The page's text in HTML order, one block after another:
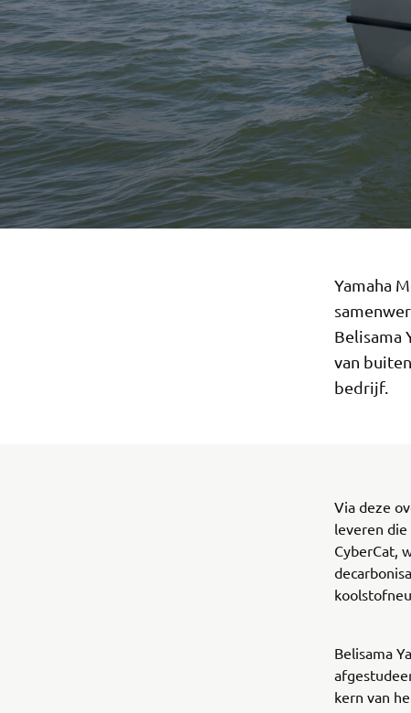
Yamaha
Belisama
van
bedrijf.
Via deze
leveren
CyberCat,
Belisama
kern van